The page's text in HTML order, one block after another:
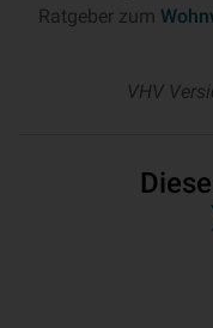
Ratgeber zum
VHV